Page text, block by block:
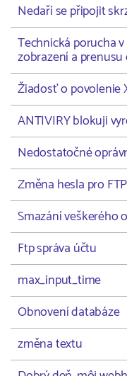
Nedaří se připojit
Technická porucha
zobrazení a
Žiadosť o povolenie
ANTIVIRY blokuji
Nedostatočné
Změna hesla pro FTP
Smazání veškerého
Ftp správa účtu
max_input_time
Obnovení databáze
změna textu